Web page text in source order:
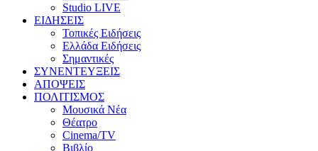
Studio LIVE
ΕΙΔΗΣΕΙΣ
Τοπικές Ειδήσεις
Ελλάδα Ειδήσεις
Σημαντικές
ΣΥΝΕΝΤΕΥΞΕΙΣ
ΑΠΟΨΕΙΣ
ΠΟΛΙΤΙΣΜΟΣ
Μουσικά Νέα
Θέατρο
Cinema/TV
Βιβλίο